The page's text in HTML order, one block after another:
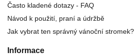
Často kladené dotazy - FAQ
Návod k použití, praní a údržbě
Jak vybrat ten správný vánoční stromek?
Informace